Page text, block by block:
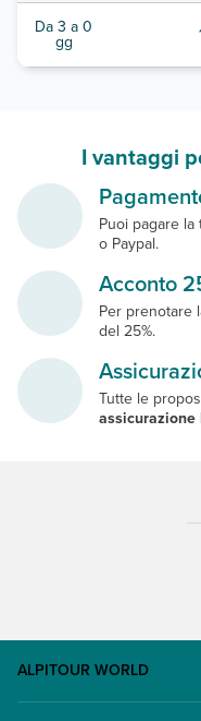
Da 3 a 0
gg
I vantaggi
Puoi pagare la
o Paypal.
Acconto
Per prenotare
del 25%.
Tutte le
assicurazione
ALPITOUR WORLD
AWARD